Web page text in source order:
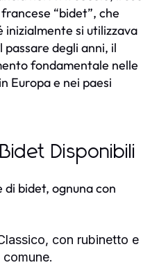
“bidet”, che
inizialmente si utilizzava
passare degli anni, il
fondamentale nelle
Europa e nei paesi
Disponibili
bidet, ognuna con
con rubinetto e